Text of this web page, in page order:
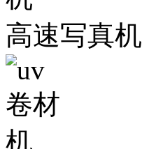
高速写真机